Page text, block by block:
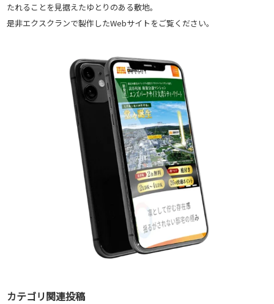
たれることを見据えたゆとりのある敷地。
是非エクスクランで製作したWebサイトをご覧ください。
カテゴリ関連投稿